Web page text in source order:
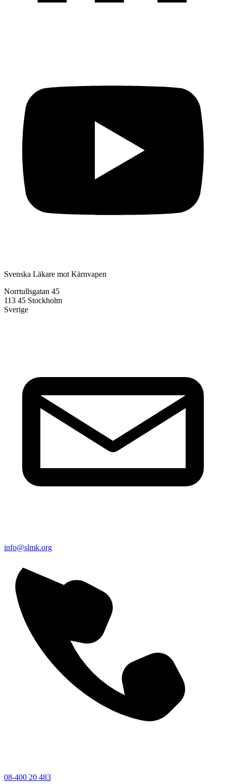
Svenska Läkare mot Kärnvapen
Norrtullsgatan 45
113 45 Stockholm
Sverige
info@slmk.org
08-400 20 483